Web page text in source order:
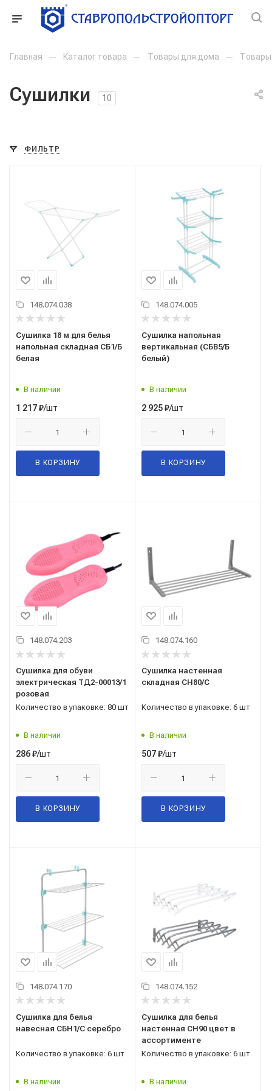
Главная — Каталог товара — Товары для дома —
Сушилки 10
ФИЛЬТР
148.074.038
Сушилка 18 м для белья
напольная складная СБ1/Б
белая
В наличии
1 217₽/шт
В КОРЗИНУ
148.074.005
Сушилка напольная
вертикальная (СБВ5/Б
белый)
В наличии
2 925₽/шт
В КОРЗИНУ
148.074.203
Сушилка для обуви
электрическая ТД2-00013/1
розовая
Количество в упаковке: 80 шт
В наличии
286₽/шт
В КОРЗИНУ
148.074.160
Сушилка настенная
складная СН80/С
Количество в упаковке: 6 шт
В наличии
507₽/шт
В КОРЗИНУ
148.074.170
Сушилка для белья
навесная СБН1/С серебро
Количество в упаковке: 6 шт
В наличии
148.074.152
Сушилка для белья
настенная СН90 цвет в
ассортименте
Количество в упаковке: 6 шт
В наличии